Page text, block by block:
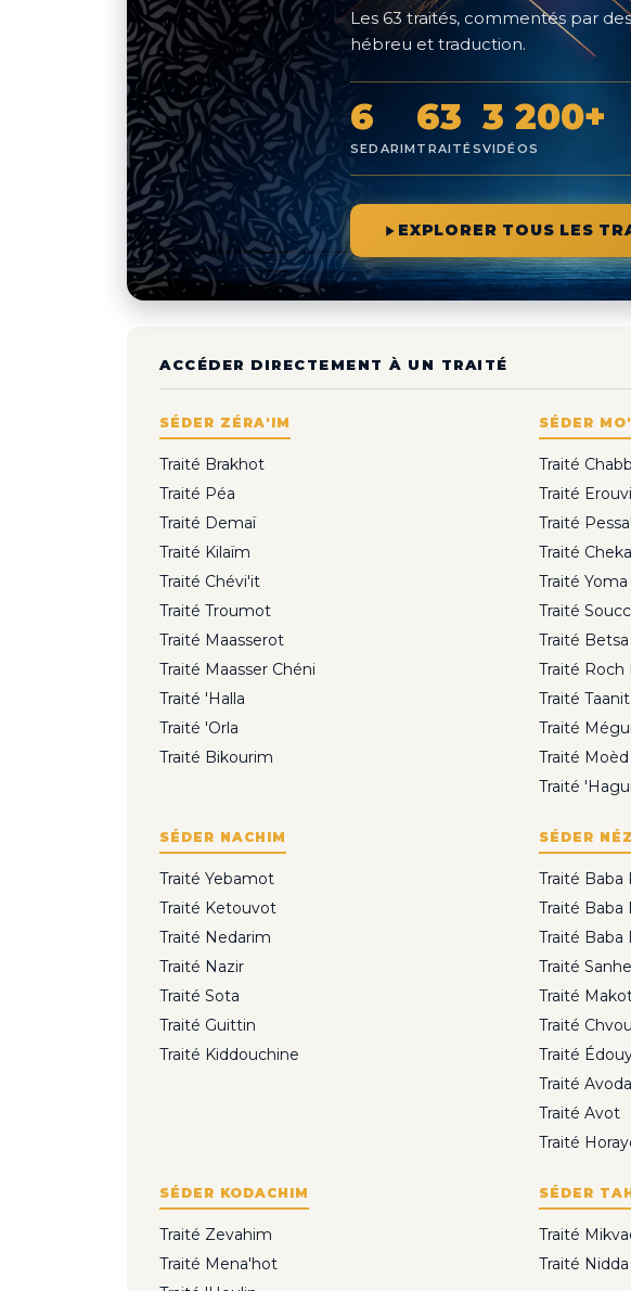
Les 63 traités, commentés par
hébreu et traduction.
6
SEDARIM
63
TRAITÉS
3 200+
VIDÉOS
EXPLORER TOUS LES
ACCÉDER DIRECTEMENT À UN TRAITÉ
SÉDER ZÉRA'IM
Traité Brakhot
Traité Péa
Traité Demaï
Traité Kilaïm
Traité Chévi'it
Traité Troumot
Traité Maasserot
Traité Maasser Chéni
Traité 'Halla
Traité 'Orla
Traité Bikourim
SÉDER
Traité
Traité
Traité
Traité
Traité Yoma
Traité
Traité Betsa
Traité Roch
Traité Taanit
Traité
Traité
Traité
SÉDER NACHIM
Traité Yebamot
Traité Ketouvot
Traité Nedarim
Traité Nazir
Traité Sota
Traité Guittin
Traité Kiddouchine
SÉDER
Traité Baba
Traité Baba
Traité Baba
Traité
Traité
Traité
Traité
Traité
Traité Avot
Traité
SÉDER KODACHIM
Traité Zevahim
Traité Mena'hot
SÉDER
Traité
Traité Nidda